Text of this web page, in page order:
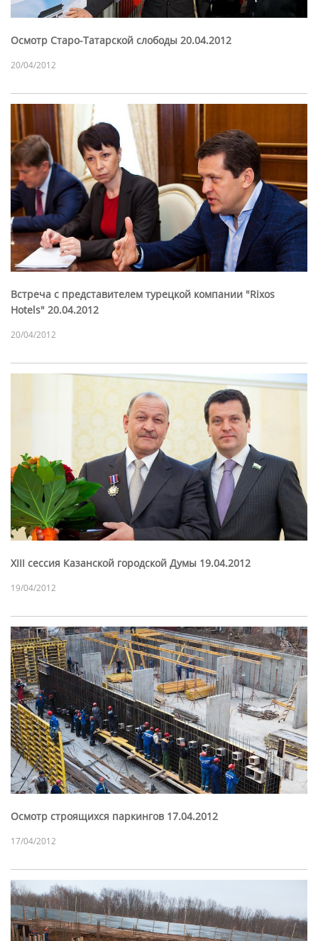
Осмотр Старо-Татарской слободы 20.04.2012
20/04/2012
Встреча с представителем турецкой компании "Rixos
Hotels" 20.04.2012
20/04/2012
XIII сессия Казанской городской Думы 19.04.2012
19/04/2012
Осмотр строящихся паркингов 17.04.2012
17/04/2012